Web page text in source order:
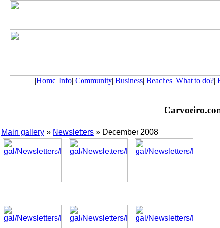
|Home| Info| Community| Business| Beaches| What to do?|
Main gallery » Newsletters » December 2008